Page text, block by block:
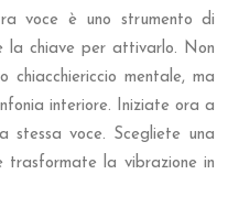
voce è uno strumento di
la chiave per attivarlo. Non
mentale, ma
interiore. Iniziate ora a
stessa voce. Scegliete una
trasformate la vibrazione in